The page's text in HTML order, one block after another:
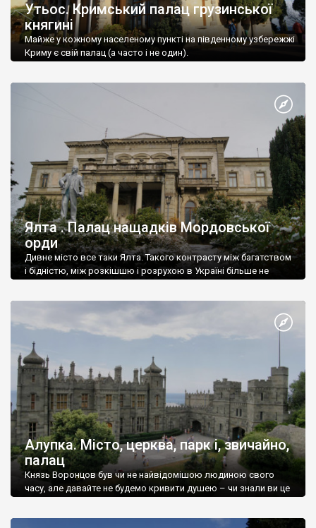
Утьос. Кримський палац грузинської
княгині
Майже у кожному населеному пункті на південному узбережжі
Криму є свій палац (а часто і не один).
Ялта . Палац нащадків Мордовської
орди
Дивне місто все таки Ялта. Такого контрасту між багатством
і бідністю, між розкішшю і розрухою в Україні більше не
Алупка. Місто, церква, парк і, звичайно,
палац
Князь Воронцов був чи не найвідомішою людиною свого
часу, але давайте не будемо кривити душею – чи знали ви це